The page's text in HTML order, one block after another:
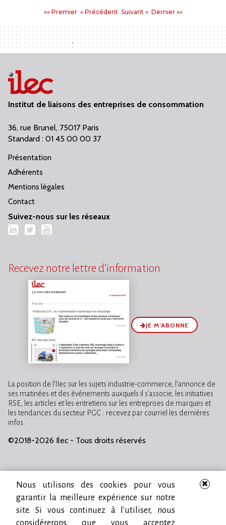
«« PremierPremier
« PrécédentPrécédent
Suivant
Suivant » Dernier
Dernier »»
Institut de liaisons des entreprises de consommation
36, rue Brunel, 75017 Paris
Standard : 01 45 00 00 37
Présentation
Adhérents
Mentions légales
Contact
Suivez-nous sur les réseaux
LinkedIn
TwitterYouTube
Recevez notre lettre d’information
JE M’ABONNE
La position de l’Ilec sur les sujets industrie-commerce, l’annonce de
ses matinées et des événements auxquels il s’associe, les initiatives
RSE, les articles et les entretiens sur les entreprises de marques et
les tendances du secteur PGC : recevez par courriel les dernières
infos.
©2018-2026 Ilec - Tous droits réservés
Nous utilisons des cookies pour vous
garantir la meilleure expérience sur notre
site. Si vous continuez à l'utiliser, nous
considérerons que vous acceptez